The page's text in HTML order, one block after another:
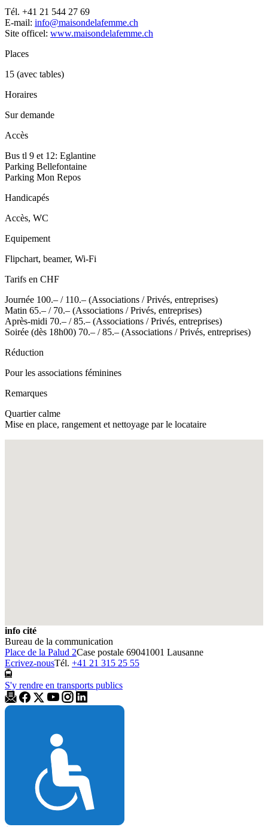
Tél. +41 21 544 27 69
E-mail: info@maisondelafemme.ch
Site officel: www.maisondelafemme.ch
Places
15 (avec tables)
Horaires
Sur demande
Accès
Bus tl 9 et 12: Eglantine
Parking Bellefontaine
Parking Mon Repos
Handicapés
Accès, WC
Equipement
Flipchart, beamer, Wi-Fi
Tarifs en CHF
Journée 100.– / 110.– (Associations / Privés, entreprises)
Matin 65.– / 70.– (Associations / Privés, entreprises)
Après-midi 70.– / 85.– (Associations / Privés, entreprises)
Soirée (dès 18h00) 70.– / 85.– (Associations / Privés, entreprises)
Réduction
Pour les associations féminines
Remarques
Quartier calme
Mise en place, rangement et nettoyage par le locataire
info cité
Bureau de la communication
Place de la Palud 2Case postale 69041001 Lausanne
Ecrivez-nousTél. +41 21 315 25 55
S'y rendre en transports publics